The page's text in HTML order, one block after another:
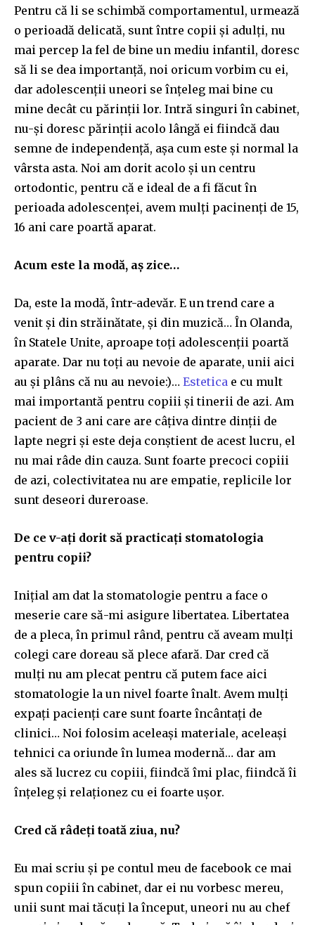
Pentru că li se schimbă comportamentul, urmează
o perioadă delicată, sunt între copii și adulți, nu
mai percep la fel de bine un mediu infantil, doresc
să li se dea importanță, noi oricum vorbim cu ei,
dar adolescenții uneori se înțeleg mai bine cu
mine decât cu părinții lor. Intră singuri în cabinet,
nu-și doresc părinții acolo lângă ei fiindcă dau
semne de independență, așa cum este și normal la
vârsta asta. Noi am dorit acolo și un centru
ortodontic, pentru că e ideal de a fi făcut în
perioada adolescenței, avem mulți pacinenți de 15,
16 ani care poartă aparat.
Acum este la modă, aș zice…
Da, este la modă, într-adevăr. E un trend care a
venit și din străinătate, și din muzică… În Olanda,
în Statele Unite, aproape toți adolescenții poartă
aparate. Dar nu toți au nevoie de aparate, unii aici
au și plâns că nu au nevoie:)… Estetica e cu mult
mai importantă pentru copiii și tinerii de azi. Am
pacient de 3 ani care are câțiva dintre dinții de
lapte negri și este deja conștient de acest lucru, el
nu mai râde din cauza. Sunt foarte precoci copiii
de azi, colectivitatea nu are empatie, replicile lor
sunt deseori dureroase.
De ce v-ați dorit să practicați stomatologia
pentru copii?
Inițial am dat la stomatologie pentru a face o
meserie care să-mi asigure libertatea. Libertatea
de a pleca, în primul rând, pentru că aveam mulți
colegi care doreau să plece afară. Dar cred că
mulți nu am plecat pentru că putem face aici
stomatologie la un nivel foarte înalt. Avem mulți
expați pacienți care sunt foarte încântați de
clinici… Noi folosim aceleași materiale, aceleași
tehnici ca oriunde în lumea modernă… dar am
ales să lucrez cu copiii, fiindcă îmi plac, fiindcă îi
înțeleg și relaționez cu ei foarte ușor.
Cred că râdeți toată ziua, nu?
Eu mai scriu și pe contul meu de facebook ce mai
spun copiii în cabinet, dar ei nu vorbesc mereu,
unii sunt mai tăcuți la început, uneori nu au chef